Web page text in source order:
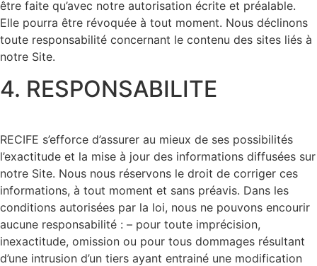
être faite qu’avec notre autorisation écrite et préalable.
Elle pourra être révoquée à tout moment. Nous déclinons
toute responsabilité concernant le contenu des sites liés à
notre Site.
4. RESPONSABILITE
RECIFE s’efforce d’assurer au mieux de ses possibilités
l’exactitude et la mise à jour des informations diffusées sur
notre Site. Nous nous réservons le droit de corriger ces
informations, à tout moment et sans préavis. Dans les
conditions autorisées par la loi, nous ne pouvons encourir
aucune responsabilité : – pour toute imprécision,
inexactitude, omission ou pour tous dommages résultant
d’une intrusion d’un tiers ayant entrainé une modification